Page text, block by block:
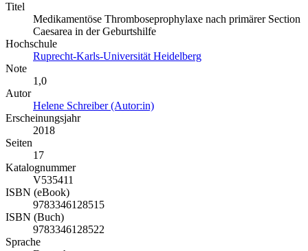
Titel
Medikamentöse Thromboseprophylaxe nach primärer Section
Caesarea in der Geburtshilfe
Hochschule
Ruprecht-Karls-Universität Heidelberg
Note
1,0
Autor
Helene Schreiber (Autor:in)
Erscheinungsjahr
2018
Seiten
17
Katalognummer
V535411
ISBN (eBook)
9783346128515
ISBN (Buch)
9783346128522
Sprache